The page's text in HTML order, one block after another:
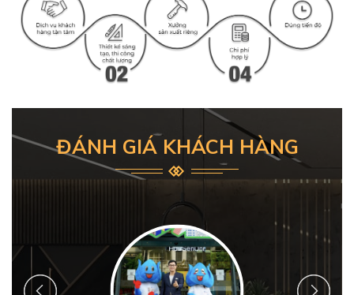
ĐÁNH GIÁ KHÁCH HÀNG